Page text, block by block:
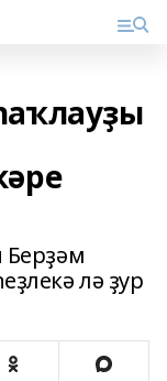
Берҙәм
лә ҙур